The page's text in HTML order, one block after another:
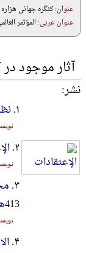
عنوان:کنگره جهانی
عنوان عربی:المؤتمر
آثار موجود در
نشر:
۱.
۲.
۳.
413هـ
۴.